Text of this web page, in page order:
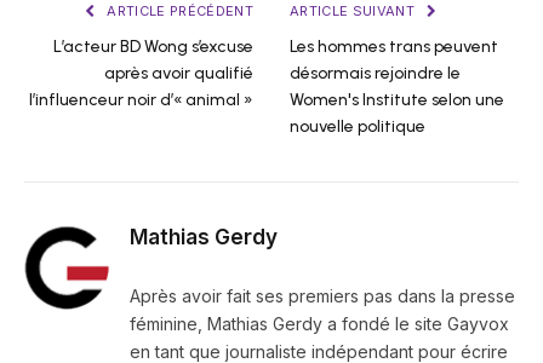
ARTICLE PRÉCÉDENT
L’acteur BD Wong s’excuse
après avoir qualifié
l’influenceur noir d’« animal »
ARTICLE SUIVANT
Les hommes trans peuvent
désormais rejoindre le
Women's Institute selon une
nouvelle politique
Mathias Gerdy
Après avoir fait ses premiers pas dans la presse
féminine, Mathias Gerdy a fondé le site Gayvox
en tant que journaliste indépendant pour écrire